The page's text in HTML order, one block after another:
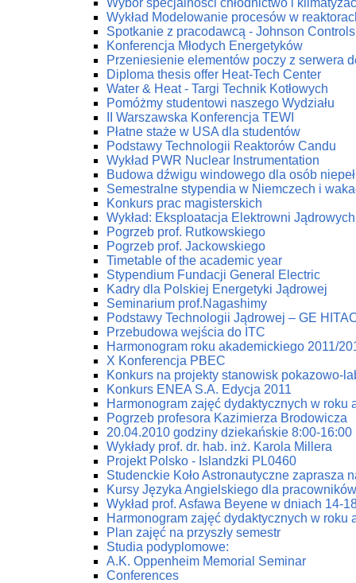
Wybór specjalności chłodnictwo i
Wykład Modelowanie procesów w
Spotkanie z pracodawcą - Johnson
Konferencja Młodych Energetyków
Przeniesienie elementów poczy z serwera
Diploma thesis offer Heat-Tech Center
Water & Heat - Targi Technik Kotłowych
Pomóżmy studentowi naszego Wydziału
II Warszawska Konferencja TEWI
Płatne staże w USA dla studentów
Podstawy Technologii Reaktorów Candu
Wykład PWR Nuclear Instrumentation
Budowa dźwigu windowego dla osób
Semestralne stypendia w Niemczech i
Konkurs prac magisterskich
Wykład: Eksploatacja Elektrowni Jądrowych
Pogrzeb prof. Rutkowskiego
Pogrzeb prof. Jackowskiego
Timetable of the academic year
Stypendium Fundacji General Electric
Kadry dla Polskiej Energetyki Jądrowej
Seminarium prof.Nagashimy
Podstawy Technologii Jądrowej – GE
Przebudowa wejścia do ITC
Harmonogram roku akademickiego 2011/
X Konferencja PBEC
Konkurs na projekty stanowisk pokazowo-
Konkurs ENEA S.A. Edycja 2011
Harmonogram zajęć dydaktycznych w roku
Pogrzeb profesora Kazimierza Brodowicza
20.04.2010 godziny dziekańskie 8:00-16:00
Wykłady prof. dr. hab. inż. Karola Millera
Projekt Polsko - Islandzki PL0460
Studenckie Koło Astronautyczne zaprasza
Kursy Języka Angielskiego dla
Wykład prof. Asfawa Beyene w dniach 14-
Harmonogram zajęć dydaktycznych w roku
Plan zajęć na przyszły semestr
Studia podyplomowe:
A.K. Oppenheim Memorial Seminar
Conferences